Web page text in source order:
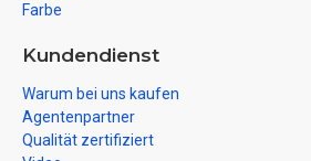
Farbe
Kundendienst
Warum bei uns kaufen
Agentenpartner
Qualität zertifiziert